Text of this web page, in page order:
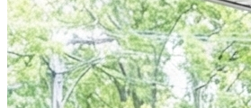
09h00 - 12h00
14h00 - 18h00
Samedi
Fermé
Dimanche
Fermé